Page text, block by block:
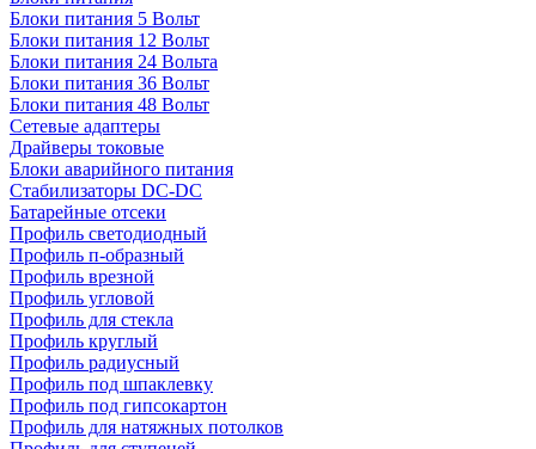
Блоки питания 5 Вольт
Блоки питания 12 Вольт
Блоки питания 24 Вольта
Блоки питания 36 Вольт
Блоки питания 48 Вольт
Сетевые адаптеры
Драйверы токовые
Блоки аварийного питания
Стабилизаторы DC-DC
Батарейные отсеки
Профиль светодиодный
Профиль п-образный
Профиль врезной
Профиль угловой
Профиль для стекла
Профиль круглый
Профиль радиусный
Профиль под шпаклевку
Профиль под гипсокартон
Профиль для натяжных потолков